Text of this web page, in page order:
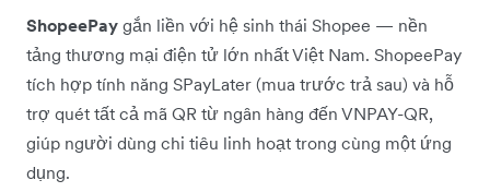
ShopeePay gắn liền với hệ sinh thái Shopee — nền
tảng thương mại điện tử lớn nhất Việt Nam. ShopeePay
tích hợp tính năng SPayLater (mua trước trả sau) và hỗ
trợ quét tất cả mã QR từ ngân hàng đến VNPAY-QR,
giúp người dùng chi tiêu linh hoạt trong cùng một ứng
dụng.